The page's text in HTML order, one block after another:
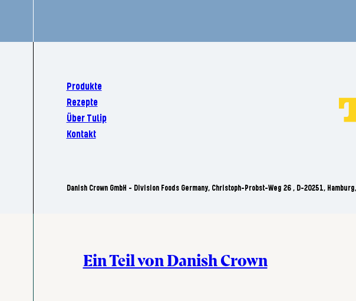
Produkte
Rezepte
Über Tulip
Kontakt
Danish Crown GmbH - Division Foods Germany, Christoph-Probst-Weg 26 , D-20251,
Ein Teil von Danish Crown